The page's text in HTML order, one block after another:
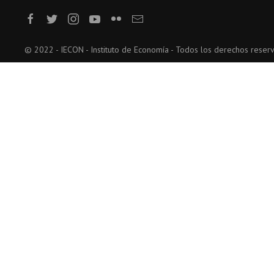
© 2022 - IECON - Instituto de Economía - Todos los derechos